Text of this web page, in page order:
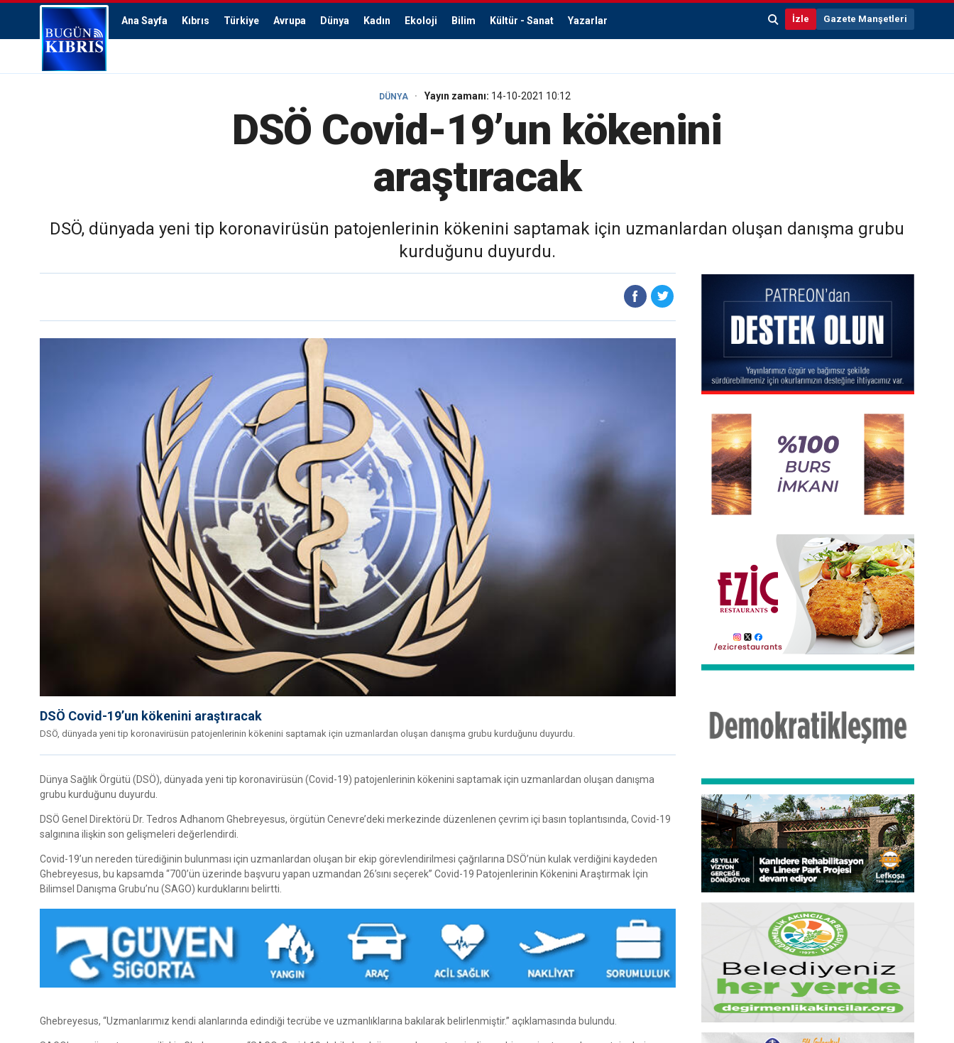
Ana Sayfa Kıbrıs Türkiye Avrupa Dünya Kadın Ekoloji Bilim Kültür - Sanat Yazarlar İzle Gazete Manşetleri
DÜNYA Yayın zamanı: 14-10-2021 10:12
DSÖ Covid-19’un kökenini
araştıracak
DSÖ, dünyada yeni tip koronavirüsün patojenlerinin kökenini saptamak için uzmanlardan oluşan danışma grubu
kurduğunu duyurdu.
DSÖ Covid-19’un kökenini araştıracak
DSÖ, dünyada yeni tip koronavirüsün patojenlerinin kökenini saptamak için uzmanlardan oluşan danışma grubu kurduğunu duyurdu.
Dünya Sağlık Örgütü (DSÖ), dünyada yeni tip koronavirüsün (Covid-19) patojenlerinin kökenini saptamak için uzmanlardan oluşan danışma
grubu kurduğunu duyurdu.
DSÖ Genel Direktörü Dr. Tedros Adhanom Ghebreyesus, örgütün Cenevre’deki merkezinde düzenlenen çevrim içi basın toplantısında, Covid-19
salgınına ilişkin son gelişmeleri değerlendirdi.
Covid-19’un nereden türediğinin bulunması için uzmanlardan oluşan bir ekip görevlendirilmesi çağrılarına DSÖ’nün kulak verdiğini kaydeden
Ghebreyesus, bu kapsamda “700’ün üzerinde başvuru yapan uzmandan 26’sını seçerek” Covid-19 Patojenlerinin Kökenini Araştırmak İçin
Bilimsel Danışma Grubu’nu (SAGO) kurduklarını belirtti.
Ghebreyesus, “Uzmanlarımız kendi alanlarında edindiği tecrübe ve uzmanlıklarına bakılarak belirlenmiştir.” açıklamasında bulundu.